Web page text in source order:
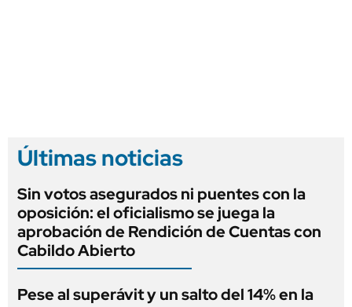
Últimas noticias
Sin votos asegurados ni puentes con la
oposición: el oficialismo se juega la
aprobación de Rendición de Cuentas con
Cabildo Abierto
Pese al superávit y un salto del 14% en la